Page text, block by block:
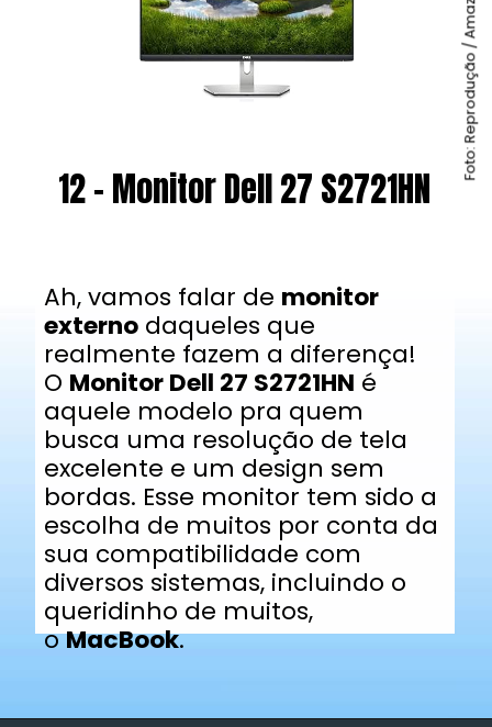
12 - Monitor Dell 27 S2721HN
Ah, vamos falar de monitor
externo daqueles que
realmente fazem a diferença!
O Monitor Dell 27 S2721HN é
aquele modelo pra quem
busca uma resolução de tela
excelente e um design sem
bordas. Esse monitor tem sido a
escolha de muitos por conta da
sua compatibilidade com
diversos sistemas, incluindo o
queridinho de muitos,
oMacBook.
Foto: Reprodução / Amazon